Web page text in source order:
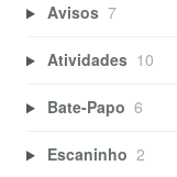
Avisos 7
Atividades 10
Bate-Papo 6
Escaninho 2